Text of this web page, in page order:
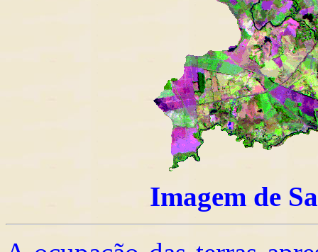
Imagem de